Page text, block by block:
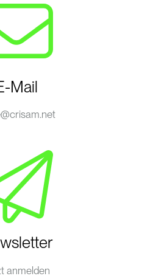
Mail
anmelden